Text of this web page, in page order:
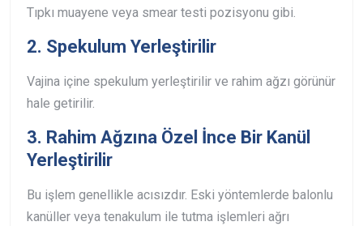
Tıpkı muayene veya smear testi pozisyonu gibi.
2. Spekulum Yerleştirilir
Vajina içine spekulum yerleştirilir ve rahim ağzı görünür
hale getirilir.
3. Rahim Ağzına Özel İnce Bir Kanül
Yerleştirilir
Bu işlem genellikle acısızdır. Eski yöntemlerde balonlu
kanüller veya tenakulum ile tutma işlemleri ağrı